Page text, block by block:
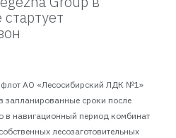
флот АО «Лесосибирский ЛДК №1»
запланированные сроки после
в навигационный период комбинат
лесозаготовительных